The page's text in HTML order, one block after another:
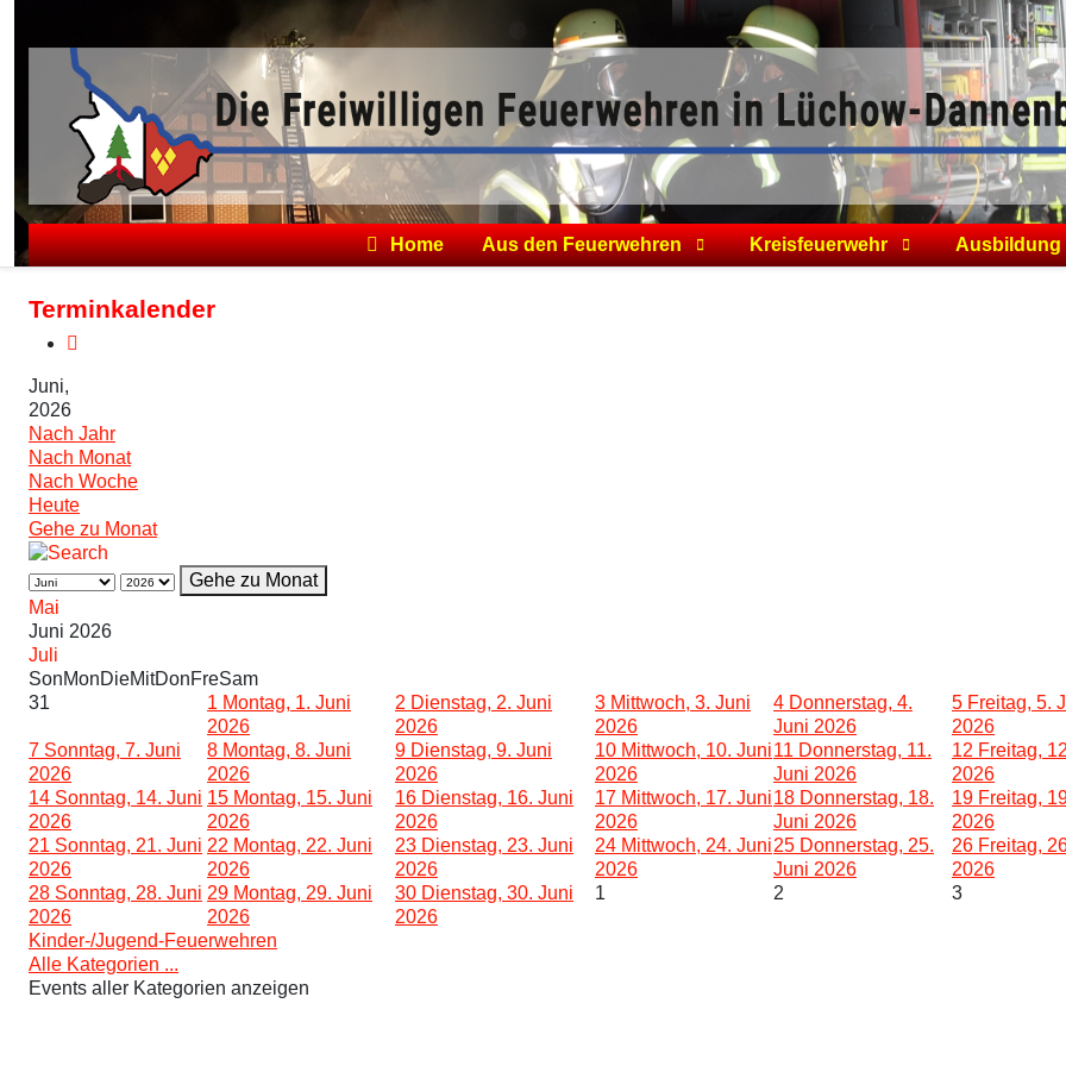
Home Aus den Feuerwehren Kreisfeuerwehr Ausbildung
Terminkalender
Juni,
2026
Nach Jahr
Nach Monat
Nach Woche
Heute
Gehe zu Monat
Gehe zu Monat
Mai
Juni 2026
Juli
SonMonDieMitDonFreSam
31
1 Montag, 1. Juni
2026
2 Dienstag, 2. Juni
2026
3 Mittwoch, 3. Juni
2026
4 Donnerstag, 4.
Juni 2026
5 Freitag, 5.
2026
7 Sonntag, 7. Juni
2026
8 Montag, 8. Juni
2026
9 Dienstag, 9. Juni
2026
10 Mittwoch, 10. Juni
2026
11 Donnerstag, 11.
Juni 2026
12 Freitag,
2026
14 Sonntag, 14. Juni
2026
15 Montag, 15. Juni
2026
16 Dienstag, 16. Juni
2026
17 Mittwoch, 17. Juni
2026
18 Donnerstag, 18.
Juni 2026
19 Freitag,
2026
21 Sonntag, 21. Juni
2026
22 Montag, 22. Juni
2026
23 Dienstag, 23. Juni
2026
24 Mittwoch, 24. Juni
2026
25 Donnerstag, 25.
Juni 2026
26 Freitag,
2026
28 Sonntag, 28. Juni
2026
29 Montag, 29. Juni
2026
30 Dienstag, 30. Juni
2026
1 2 3
Kinder-/Jugend-Feuerwehren
Alle Kategorien ...
Events aller Kategorien anzeigen